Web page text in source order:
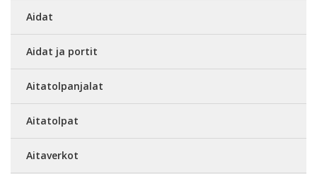
Aidat
Aidat ja portit
Aitatolpanjalat
Aitatolpat
Aitaverkot